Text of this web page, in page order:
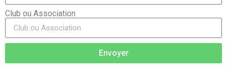
Club ou Association
Envoyer